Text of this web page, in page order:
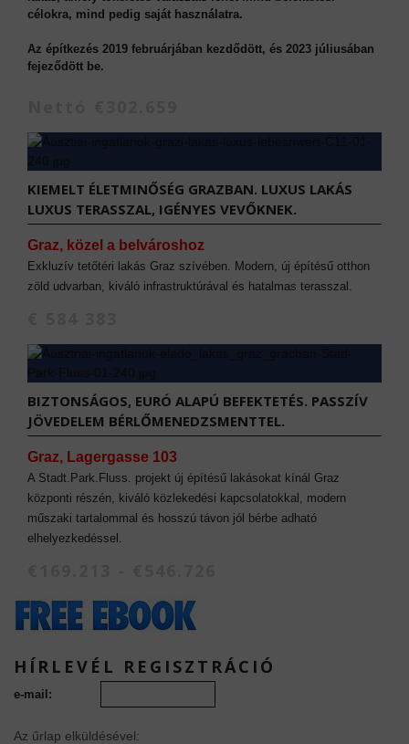
célokra, mind pedig saját használatra.
Az építkezés 2019 februárjában kezdődött, és 2023 júliusában
fejeződött be.
KIEMELT ÉLETMINŐSÉG GRAZBAN. LUXUS LAKÁS
LUXUS TERASSZAL, IGÉNYES VEVŐKNEK.
Graz, közel a belvároshoz
Exkluzív tetőtéri lakás Graz szívében. Modern, új építésű otthon
zöld udvarban, kiváló infrastruktúrával és hatalmas terasszal.
BIZTONSÁGOS, EURÓ ALAPÚ BEFEKTETÉS. PASSZÍV
JÖVEDELEM BÉRLŐMENEDZSMENTTEL.
Graz, Lagergasse 103
A Stadt.Park.Fluss. projekt új építésű lakásokat kínál Graz
központi részén, kiváló közlekedési kapcsolatokkal, modern
műszaki tartalommal és hosszú távon jól bérbe adható
elhelyezkedéssel.
HÍRLEVÉL REGISZTRÁCIÓ
e-mail:
Az űrlap elküldésével: